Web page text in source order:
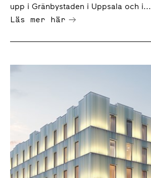
upp i Gränbystaden i Uppsala och i...
Läs mer här